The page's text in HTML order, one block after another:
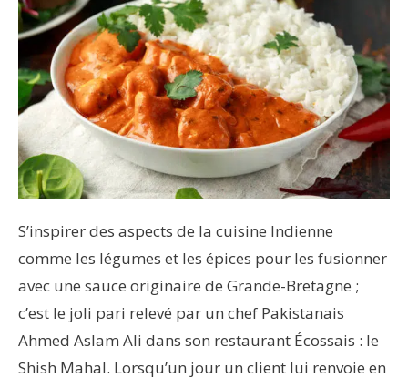
S’inspirer des aspects de la cuisine Indienne
comme les légumes et les épices pour les fusionner
avec une sauce originaire de Grande-Bretagne ;
c’est le joli pari relevé par un chef Pakistanais
Ahmed Aslam Ali dans son restaurant Écossais : le
Shish Mahal. Lorsqu’un jour un client lui renvoie en